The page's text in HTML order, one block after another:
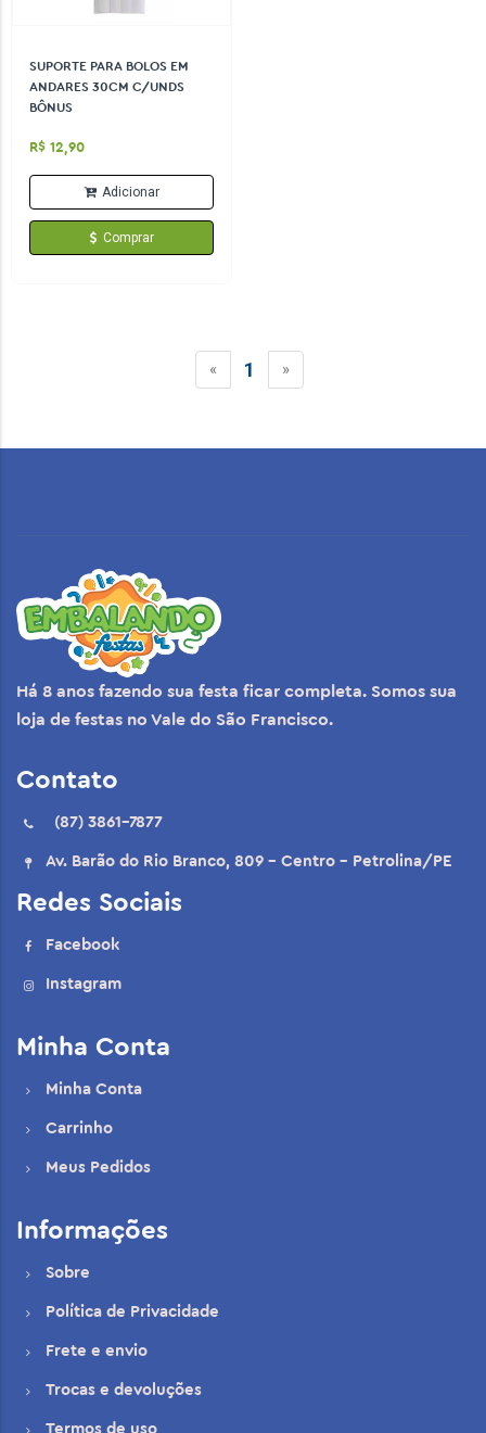
SUPORTE PARA BOLOS EM
ANDARES 30CM C/UNDS
BÔNUS
R$ 12,90
Adicionar
Comprar
« 1 »
Há 8 anos fazendo sua festa ficar completa. Somos sua
loja de festas no Vale do São Francisco.
Contato
(87) 3861-7877
Av. Barão do Rio Branco, 809 - Centro - Petrolina/PE
Redes Sociais
Facebook
Instagram
Minha Conta
Minha Conta
Carrinho
Meus Pedidos
Informações
Sobre
Política de Privacidade
Frete e envio
Trocas e devoluções
Termos de uso